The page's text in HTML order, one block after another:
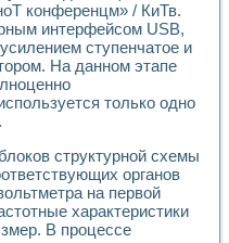
с применением
и эффективности систем
и учебные стенды
стенда по измерению
комплексы для
исследования нелинейных
приборов в процесе
ELECTRONICS WORKBENCH-
по дисциплине «Цифровые
по ИНС на основе LabVIEW
по основам теории коммутации
LabVIEW для создания
конференцм» / КиТв.
интерфейсом USB,
ступенчатое и
На данном этапе
только одно
структурной схемы
органов
на первой
характеристики
В процессе